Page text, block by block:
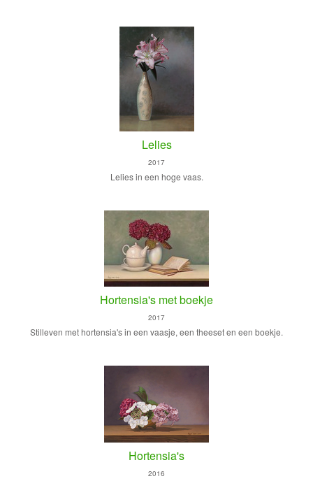
Lelies
2017
Lelies in een hoge vaas.
Hortensia's met boekje
2017
Stilleven met hortensia's in een vaasje, een theeset en een boekje.
Hortensia's
2016